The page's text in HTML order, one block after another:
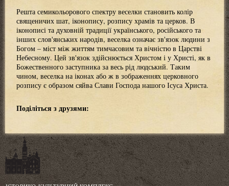
Решта семикольорового спектру веселки становить колір
священичих шат, іконопису, розпису храмів та церков. В
іконописі та духовній традиції українського, російського та
інших слов'янських народів, веселка означає зв'язок людини з
Богом – міст між життям тимчасовим та вічністю в Царстві
Небесному. Цей зв'язок здійснюється Христом і у Христі, як в
Божественного заступника за весь рід людський. Таким
чином, веселка на іконах або ж в зображеннях церковного
розпису є образом сяйва Слави Господа нашого Ісуса Христа.
Поділіться з друзями: